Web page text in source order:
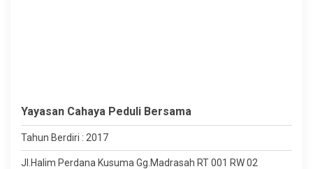
Yayasan Cahaya Peduli Bersama
Tahun Berdiri : 2017
Jl.Halim Perdana Kusuma Gg.Madrasah RT 001 RW 02